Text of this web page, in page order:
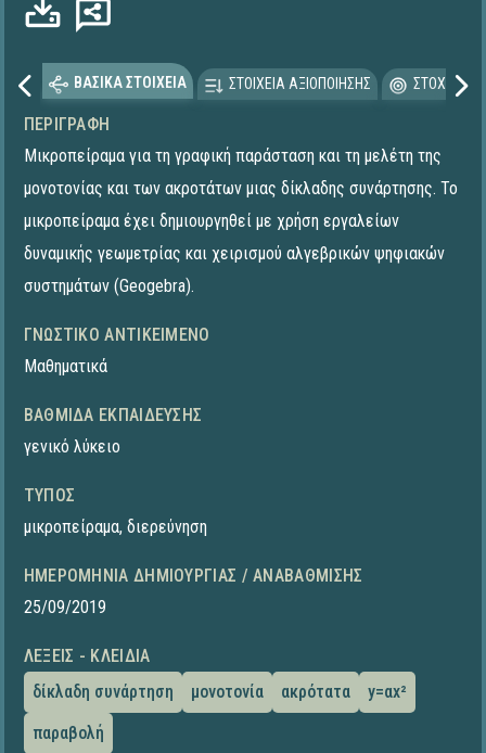
ΒΑΣΙΚΑ ΣΤΟΙΧΕΙΑ ΣΤΟΙΧΕΙΑ ΑΞΙΟΠΟΙΗΣΗΣ
ΠΕΡΙΓΡΑΦΉ
Μικροπείραμα για τη γραφική παράσταση και τη μελέτη της
μονοτονίας και των ακροτάτων μιας δίκλαδης συνάρτησης. To
μικροπείραμα έχει δημιουργηθεί με χρήση εργαλείων
δυναμικής γεωμετρίας και χειρισμού αλγεβρικών ψηφιακών
συστημάτων (Geogebra).
ΓΝΩΣΤΙΚΌ ΑΝΤΙΚΕΊΜΕΝΟ
Μαθηματικά
ΒΑΘΜΊΔΑ ΕΚΠΑΊΔΕΥΣΗΣ
γενικό λύκειο
ΤΎΠΟΣ
μικροπείραμα, διερεύνηση
ΗΜΕΡΟΜΗΝΊΑ ΔΗΜΙΟΥΡΓΊΑΣ / ΑΝΑΒΆΘΜΙΣΗΣ
25/09/2019
ΛΈΞΕΙΣ - ΚΛΕΙΔΙΆ
δίκλαδη συνάρτηση
μονοτονία ακρότατα
y=αx²
παραβολή